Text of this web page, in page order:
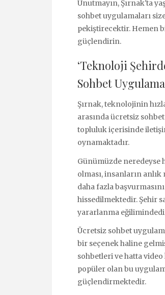
Unutmayın, Şırnak'ta
sohbet uygulamaları
pekiştirecektir. Hemen
güçlendirin.
‘Teknoloji
Sohbet
Şırnak, teknolojinin
arasında ücretsiz
topluluk içerisinde
oynamaktadır.
Günümüzde neredeyse
olması, insanların
daha fazla
hissedilmektedir. Şehir
yararlanma
Ücretsiz sohbet
bir seçenek haline
sohbetleri ve hatta
popüler olan bu
güçlendirmektedir.